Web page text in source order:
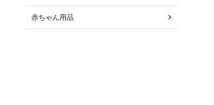
赤ちゃん用品